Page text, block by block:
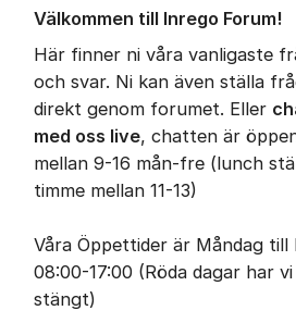
senaste kommentaren
inställningar för inlägg/kommentar
Välkommen till Inrego Forum!
Här finner ni våra vanligaste
och svar. Ni kan även ställa
direkt genom forumet. Eller
med oss live, chatten är
mellan 9-16 mån-fre (lunch
timme mellan 11-13)
Våra Öppettider är Måndag till
08:00-17:00 (Röda dagar har vi
stängt)